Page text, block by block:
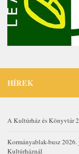
HÍREK
A Kultúrház és Könyvtár
Kormányablak-busz
Kultúrháznál